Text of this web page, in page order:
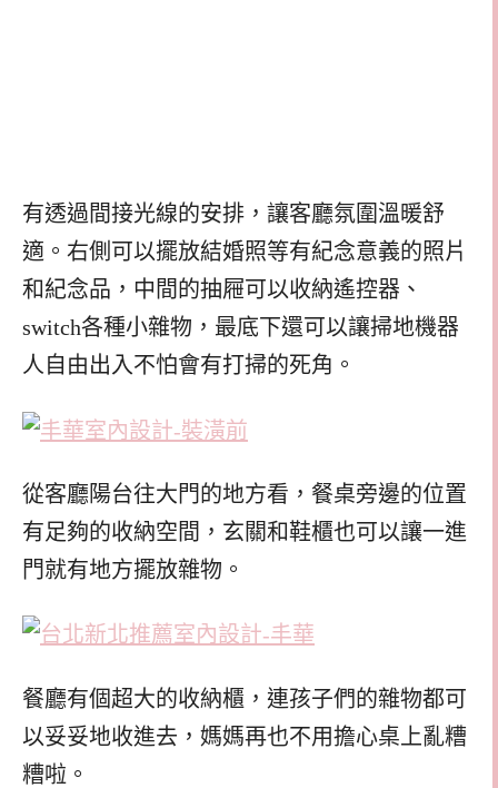
有透過間接光線的安排，讓客廳氛圍溫暖舒
適。右側可以擺放結婚照等有紀念意義的照片
和紀念品，中間的抽屜可以收納遙控器、
switch各種小雜物，最底下還可以讓掃地機器
人自由出入不怕會有打掃的死角。
從客廳陽台往大門的地方看，餐桌旁邊的位置
有足夠的收納空間，玄關和鞋櫃也可以讓一進
門就有地方擺放雜物。
餐廳有個超大的收納櫃，連孩子們的雜物都可
以妥妥地收進去，媽媽再也不用擔心桌上亂糟
糟啦。